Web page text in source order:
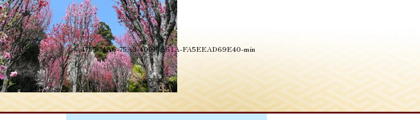
投
稿
ナ
ビ
≪4785C4A6-75A3-409F-A61A-FA5EEAD69E40-min